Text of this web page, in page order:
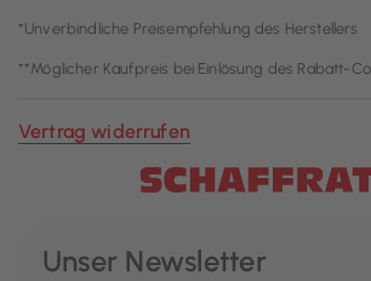
*Unverbindliche Preisempfehlung des Herstellers
**Möglicher Kaufpreis bei Einlösung des Rabatt-
Vertrag widerrufen
Unser Newsletter